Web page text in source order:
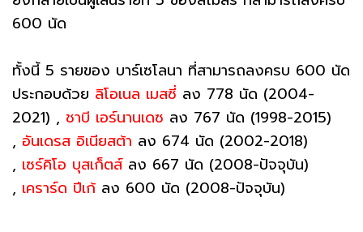
600 นัด
ทั้งนี้ 5 รายของ บาร์เซโลนา ที่สามารถลงครบ 600 นัด
ประกอบด้วย ลิโอเนล เมสซี่ ลง 778 นัด (2004-
2021) , ชาบี เอร์นานเดซ ลง 767 นัด (1998-2015)
, อันเดรส อิเนียสต้า ลง 674 นัด (2002-2018)
, เซร์คิโอ บุสเก็ตส์ ลง 667 นัด (2008-ปัจจุบัน)
, เคราร์ด ปีเก้ ลง 600 นัด (2008-ปัจจุบัน)